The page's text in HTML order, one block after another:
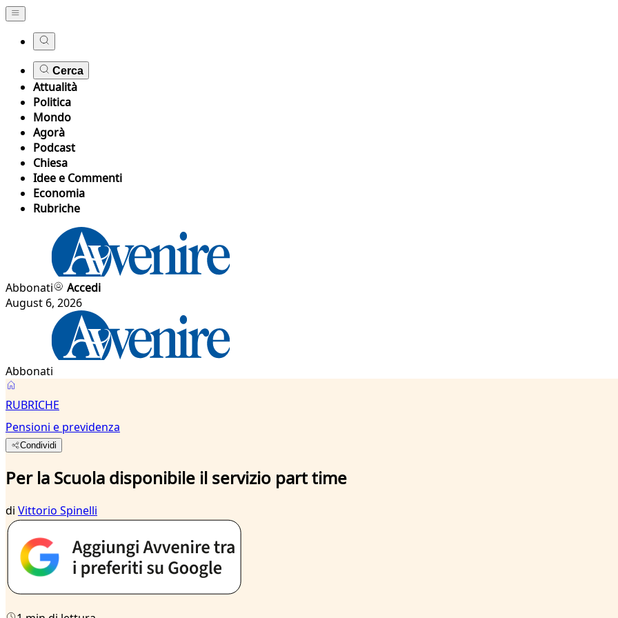
Cerca
Attualità
Politica
Mondo
Agorà
Podcast
Chiesa
Idee e Commenti
Economia
Rubriche
Abbonati
Accedi
August 6, 2026
Abbonati
RUBRICHE
Pensioni e previdenza
Condividi
Per la Scuola disponibile il servizio part time
di Vittorio Spinelli